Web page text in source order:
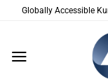
PasserGlobally Accessible